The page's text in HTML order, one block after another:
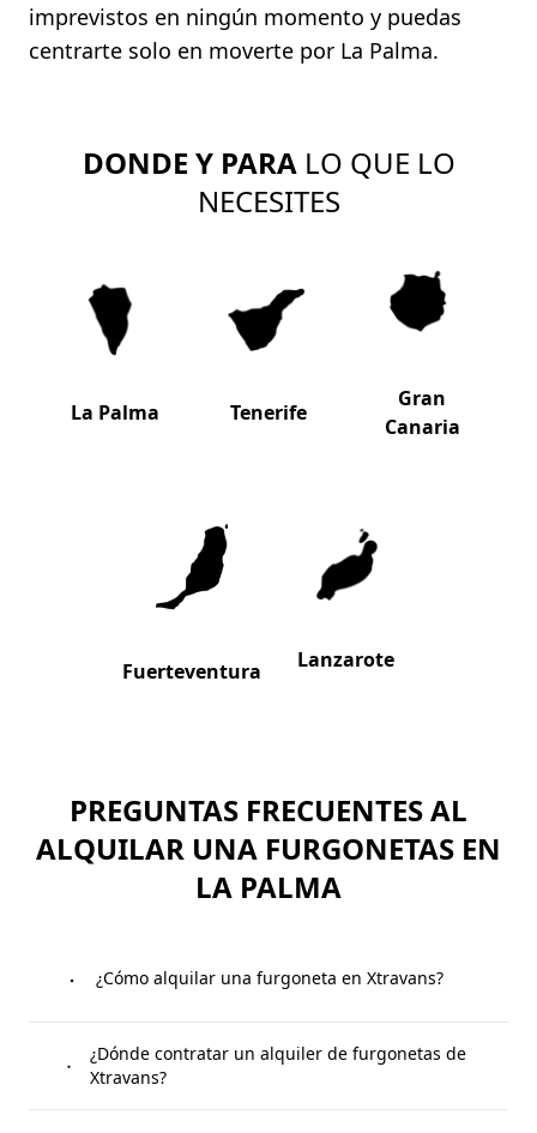
imprevistos en ningún momento y puedas
centrarte solo en moverte por La Palma.
DONDE Y PARALO QUE LO
NECESITES
La Palma Tenerife
Gran
Canaria
Fuerteventura Lanzarote
PREGUNTAS FRECUENTES AL
ALQUILAR UNA FURGONETAS EN
LA PALMA
¿Cómo alquilar una furgoneta en Xtravans?
Tan solo tendrás queseguir estos pasospara
contratar nuestro alquiler para furgonetas:
¿Dónde contratar un alquiler de furgonetas de
Xtravans?